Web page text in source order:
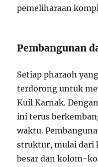
pemeliharaan
Pembangunan
Setiap pharaoh
terdorong untuk
Kuil Karnak.
ini terus
waktu.
struktur, mulai dari
besar dan kolom-